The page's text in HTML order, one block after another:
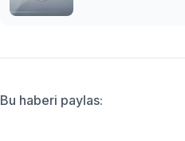
Bu haberi paylas: